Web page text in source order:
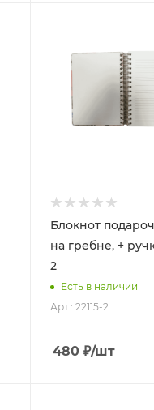
Блокнот
на гребне, +
2
Есть в наличии
Арт.: 22115-2
480₽/шт